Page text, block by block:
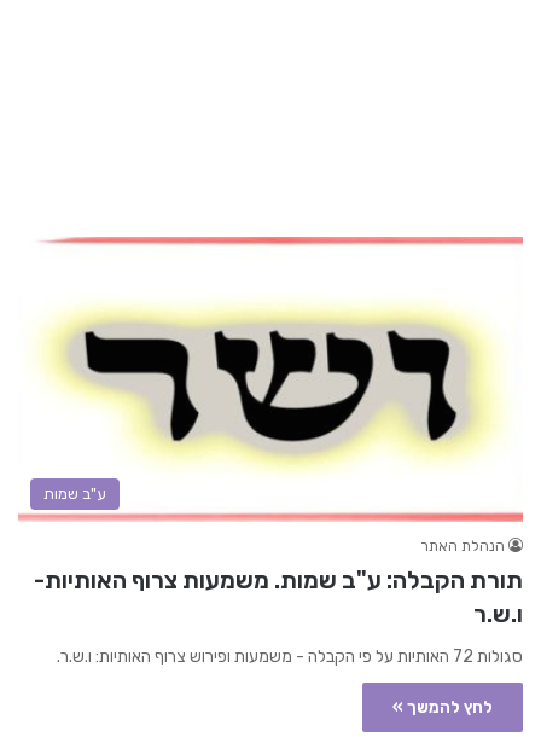
ע"ב שמות
הנהלת האתר
תורת הקבלה: ע"ב שמות. משמעות צרוף האותיות-
ו.ש.ר
סגולות 72 האותיות על פי הקבלה - משמעות ופירוש צרוף האותיות: ו.ש.ר.
לחץ להמשך »